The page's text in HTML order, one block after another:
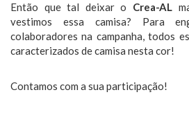
Então que tal deixar o Crea-AL
vestimos essa camisa? Para
colaboradores na campanha, todos
caracterizados de camisa nesta cor!
Contamos com a sua participação!